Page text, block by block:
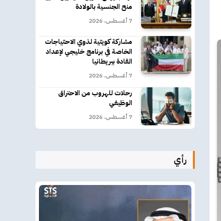
منح الجنسية بالولادة
7 أغسطس، 2026
مشاركة كويتية لذوي الاحتياجات
الخاصة في برنامج خليجي لإعداد
القادة ببريطانيا
7 أغسطس، 2026
رحلات للهروب من الاحتراق
الوظيفي
7 أغسطس، 2026
رأي